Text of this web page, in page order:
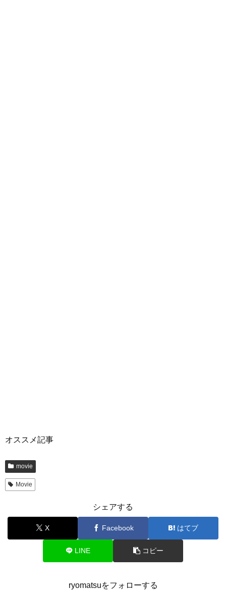
オススメ記事
movie
Movie
シェアする
X Facebook はてブ
LINE コピー
ryomatsuをフォローする